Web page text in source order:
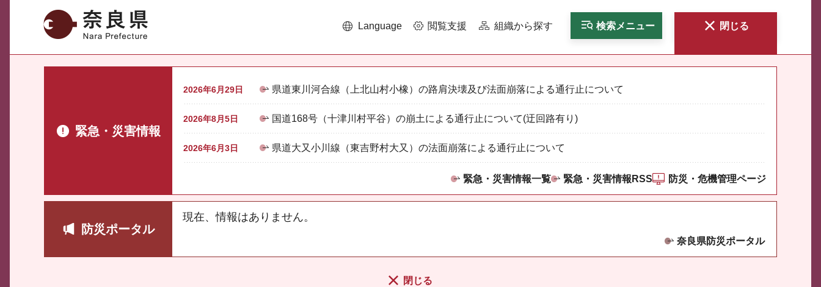
奈良県 Language 閲覧支援 組織から探す 検索メニュー 閉じる
緊急・災害情報
2026年6月29日 県道東川河合線（上北山村小橡）の路肩決壊及び法面崩落による通行止について
2026年8月5日 国道168号（十津川村平谷）の崩土による通行止について(迂回路有り)
2026年6月3日 県道大又小川線（東吉野村大又）の法面崩落による通行止について
緊急・災害情報一覧 緊急・災害情報RSS 防災・危機管理ページ
防災ポータル
現在、情報はありません。
奈良県防災ポータル
閉じる